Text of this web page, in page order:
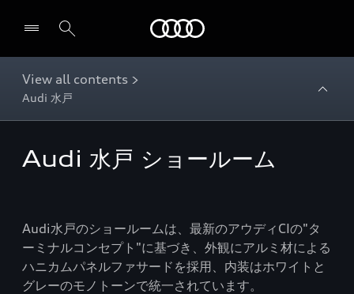
View all contents >
Audi 水戸
Audi 水戸 ショールーム
Audi水戸のショールームは、最新のアウディCIの"タ
ーミナルコンセプト"に基づき、外観にアルミ材による
ハニカムパネルファサードを採用、内装はホワイトと
グレーのモノトーンで統一されています。